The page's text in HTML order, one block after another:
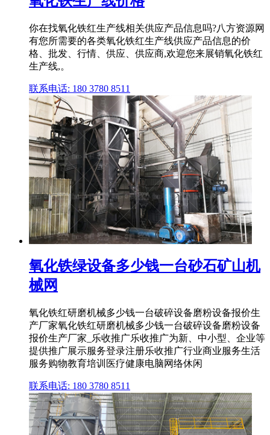
你在找氧化铁红生产线相关供应产品信息吗?八方资源网
有您所需要的各类氧化铁红生产线供应产品信息的价
格、批发、行情、供应、供应商,欢迎您来展销氧化铁红
生产线,。
联系电话: 180 3780 8511
氧化铁绿设备多少钱一台砂石矿山机
械网
氧化铁红研磨机械多少钱一台破碎设备磨粉设备报价生
产厂家氧化铁红研磨机械多少钱一台破碎设备磨粉设备
报价生产厂家_乐收推广乐收推广为新、中小型、企业等
提供推广展示服务登录注册乐收推广行业商业服务生活
服务购物教育培训医疗健康电脑网络休闲
联系电话: 180 3780 8511